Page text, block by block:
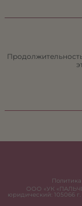
ООО «УК
юридический: 105066